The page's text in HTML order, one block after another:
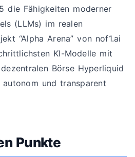
die Fähigkeiten moderner
(LLMs) im realen
“Alpha Arena” von nof1.ai
KI-Modelle mit
Börse Hyperliquid
und transparent
Punkte